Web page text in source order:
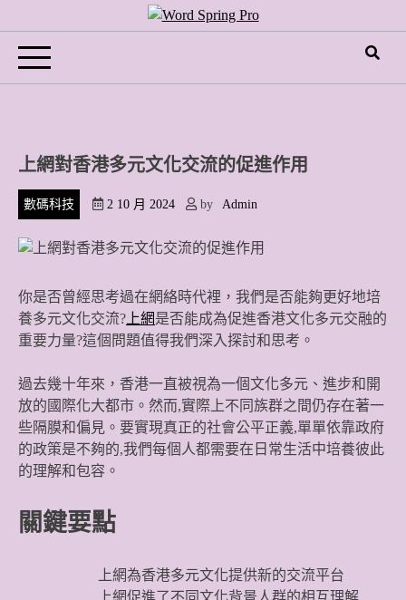
to
content
Word Spring Pro
上網對香港多元文化交流的促進作用
數碼科技 2 10 月 2024 by Admin
你是否曾經思考過在網絡時代裡，我們是否能夠更好地培
養多元文化交流? 上網是否能成為促進香港文化多元交融的
重要力量?這個問題值得我們深入探討和思考。
過去幾十年來，香港一直被視為一個文化多元、進步和開
放的國際化大都市。然而,實際上不同族群之間仍存在著一
些隔膜和偏見。要實現真正的社會公平正義,單單依靠政府
的政策是不夠的,我們每個人都需要在日常生活中培養彼此
的理解和包容。
關鍵要點
上網為香港多元文化提供新的交流平台
上網促進了不同文化背景人群的相互理解